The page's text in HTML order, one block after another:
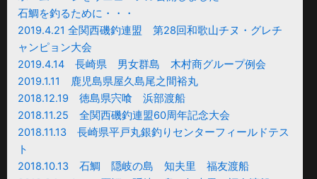
石鯛を釣るために・・・
2019.4.21 全関西磯釣連盟 第28回和歌山チヌ・グレチ
ャンピョン大会
2019.4.14 長崎県 男女群島 木村商グループ例会
2019.1.11 鹿児島県屋久島尾之間裕丸
2018.12.19 徳島県宍喰 浜部渡船
2018.11.25 全関西磯釣連盟60周年記念大会
2018.11.13 長崎県平戸丸銀釣りセンターフィールドテス
ト
2018.10.13 石鯛 隠岐の島 知夫里 福友渡船